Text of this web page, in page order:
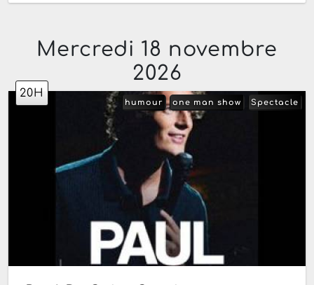
Mercredi 18 novembre
2026
20H
Spectacle
one man show
humour